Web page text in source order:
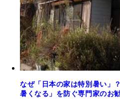
なぜ「日本の家は特別暑い」
暑くなる」を防ぐ専門家のお